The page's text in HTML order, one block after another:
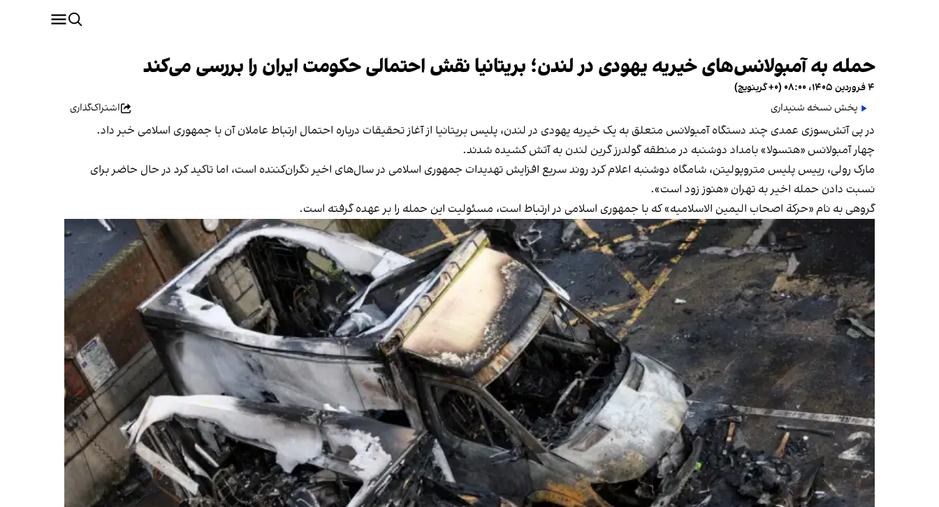
حمله به آمبولانس‌های خیریه یهودی در لندن؛ بریتانیا نقش احتمالی حکومت ایران را بررسی می‌کند
۴ فروردین ۱۴۰۵، ۰۸:۰۰ (‎+۰ گرینویچ)
پخش نسخه شنیداری
اشتراک‌گذاری
در پی آتش‌سوزی عمدی چند دستگاه آمبولانس متعلق به یک خیریه یهودی در لندن، پلیس بریتانیا از آغاز تحقیقات درباره احتمال ارتباط عاملان آن با جمهوری اسلامی خبر داد.
چهار آمبولانس «هتسولا» بامداد دوشنبه در منطقه گولدرز گرین لندن به آتش کشیده شدند.
مارک رولی، رییس پلیس متروپولیتن، شامگاه دوشنبه اعلام کرد روند سریع افزایش تهدیدات جمهوری اسلامی در سال‌های اخیر نگران‌کننده است، اما تاکید کرد در حال حاضر برای
نسبت دادن حمله اخیر به تهران «هنوز زود است».
گروهی به نام «حركة اصحاب الیمین الاسلامیه» که با جمهوری اسلامی در ارتباط است، مسئولیت این حمله را بر عهده گرفته است.